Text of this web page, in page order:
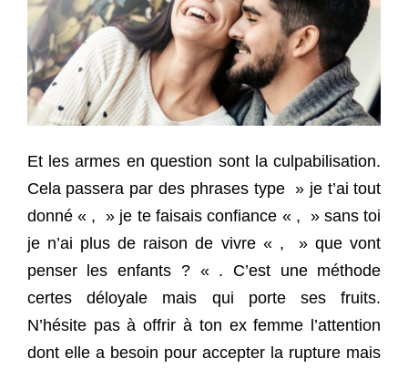
Et les armes en question sont la culpabilisation.
Cela passera par des phrases type » je t’ai tout
donné « , » je te faisais confiance « , » sans toi
je n’ai plus de raison de vivre « , » que vont
penser les enfants ? « . C’est une méthode
certes déloyale mais qui porte ses fruits.
N’hésite pas à offrir à ton ex femme l’attention
dont elle a besoin pour accepter la rupture mais